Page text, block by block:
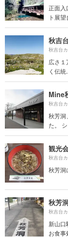
正面入
ト展
秋吉台
秋吉台
広さ
く伝統
Mine
秋吉台
秋芳洞
た。
観光
秋吉台
秋芳洞
秋芳
秋吉台
新山
お食事